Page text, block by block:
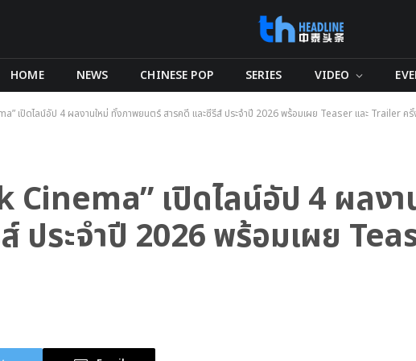
HOME NEWS CHINESE POP SERIES VIDEO
เปิดไลน์อัป 4 ผลงานใหม่ ทั้งภาพยนตร์ สารคดี และซีรีส์ ประจำปี 2026 พร้อมเผย Teaser และ Trailer ครั้
เปิดไลน์อัป 4 ผลง
ประจำปี 2026 พร้อมเผย